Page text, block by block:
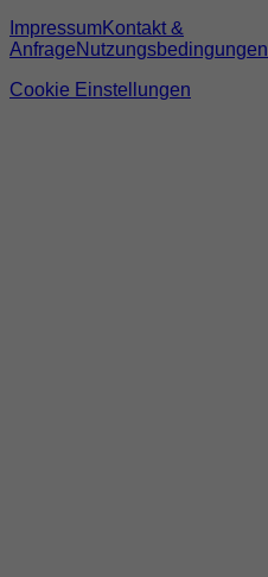
ImpressumKontakt &
AnfrageNutzungsbedingungen
Cookie Einstellungen